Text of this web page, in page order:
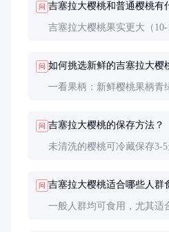
问 吉塞拉大樱桃和普通樱桃有
吉塞拉大樱桃果实更大（
问 如何挑选新鲜的吉塞拉大樱
一看果柄：新鲜樱桃果柄青
问 吉塞拉大樱桃的保存方法？
未清洗的樱桃可冷藏保存3-
问 吉塞拉大樱桃适合哪些人群
一般人群均可食用，尤其适